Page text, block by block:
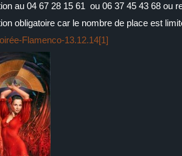
au 04 67 28 15 61 ou 06 37 45 43 68 ou
obligatoire car le nombre de place est
Flamenco-13.12.14[1]